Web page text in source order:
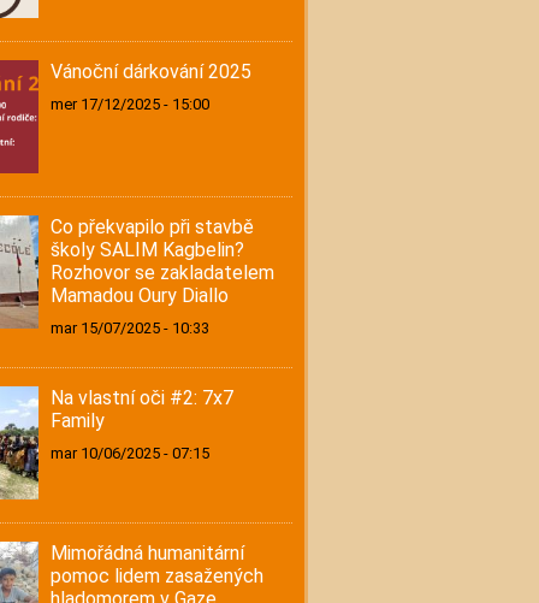
Vánoční dárkování 2025
mer 17/12/2025 - 15:00
Co překvapilo při stavbě
školy SALIM Kagbelin?
Rozhovor se zakladatelem
Mamadou Oury Diallo
mar 15/07/2025 - 10:33
Na vlastní oči #2: 7x7
Family
mar 10/06/2025 - 07:15
Mimořádná humanitární
pomoc lidem zasažených
hladomorem v Gaze